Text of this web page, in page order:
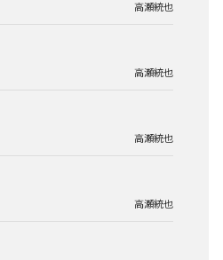
高瀬統也
高瀬統也
高瀬統也
高瀬統也